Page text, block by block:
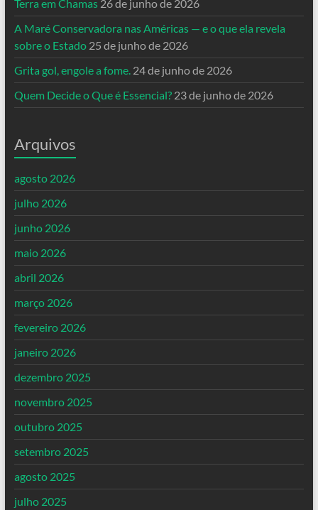
Terra em Chamas 26 de junho de 2026
A Maré Conservadora nas Américas — e o que ela revela
sobre o Estado 25 de junho de 2026
Grita gol, engole a fome. 24 de junho de 2026
Quem Decide o Que é Essencial? 23 de junho de 2026
Arquivos
agosto 2026
julho 2026
junho 2026
maio 2026
abril 2026
março 2026
fevereiro 2026
janeiro 2026
dezembro 2025
novembro 2025
outubro 2025
setembro 2025
agosto 2025
julho 2025